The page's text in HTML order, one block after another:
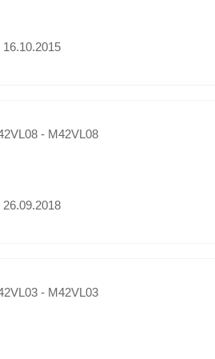
16.10.2015
26.09.2018